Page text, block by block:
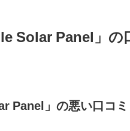
Solar Panel」の
Panel」の悪い口コミ